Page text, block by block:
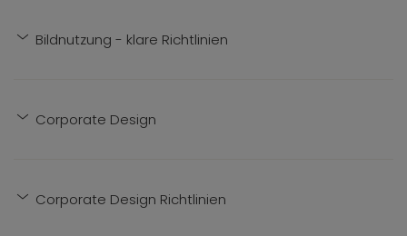
Bildnutzung - klare Richtlinien
Corporate Design
Corporate Design Richtlinien